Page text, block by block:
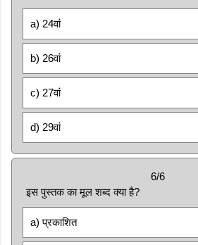
a) 24वां
b) 26वां
c) 27वां
d) 29वां
6/6
इस पुस्तक का मूल शब्द क्या है?
a) प्रकाशित